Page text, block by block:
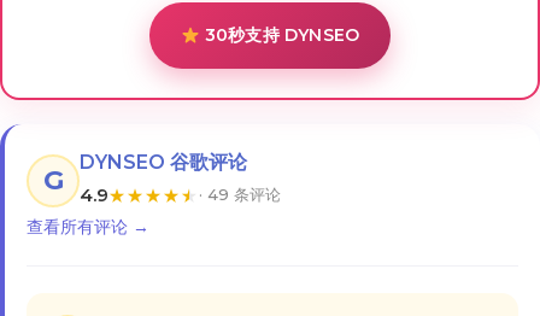
30秒支持 DYNSEO
G
DYNSEO 谷歌评论
4.9★★★★★ · 49 条评论
查看所有评论 →